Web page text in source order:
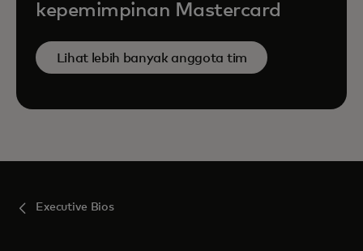
kepemimpinan Mastercard
Lihat lebih banyak anggota tim
Executive Bios